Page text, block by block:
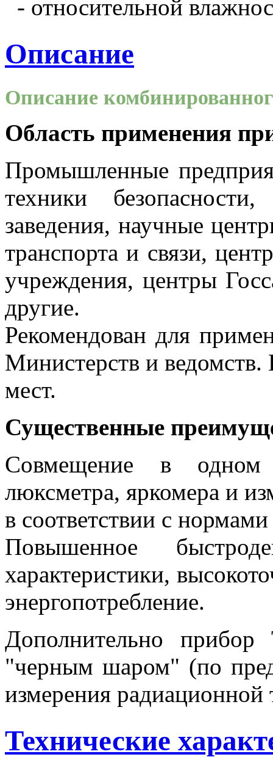
- относительной
Описание
Описание
Область применения
Промышленные
техники
заведения, научные
транспорта и связи,
учреждения, центры
другие.
Рекомендован для
Министерств и
мест.
Существенные
Совмещение в
люксметра, яркомера и
в соответствии с
Повышенное
характеристики,
энергопотребление.
Дополнительно
"черным шаром" (по
измерения
Технические